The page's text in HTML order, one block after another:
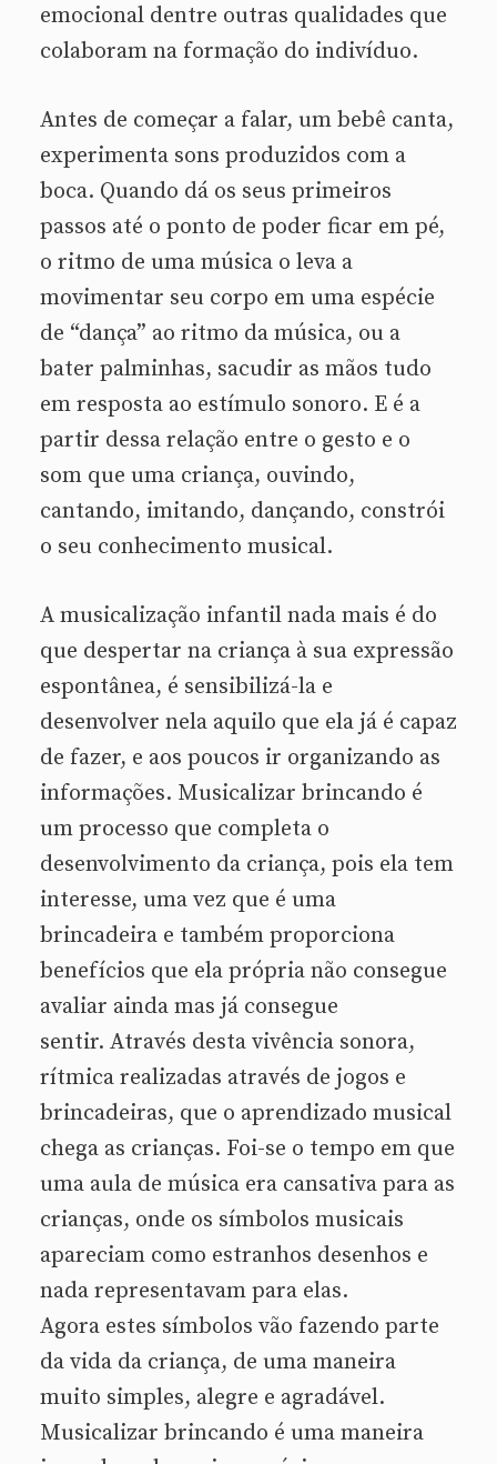
emocional dentre outras qualidades que
colaboram na formação do indivíduo.
Antes de começar a falar, um bebê canta,
experimenta sons produzidos com a
boca. Quando dá os seus primeiros
passos até o ponto de poder ficar em pé,
o ritmo de uma música o leva a
movimentar seu corpo em uma espécie
de “dança” ao ritmo da música, ou a
bater palminhas, sacudir as mãos tudo
em resposta ao estímulo sonoro. E é a
partir dessa relação entre o gesto e o
som que uma criança, ouvindo,
cantando, imitando, dançando, constrói
o seu conhecimento musical.
A musicalização infantil nada mais é do
que despertar na criança à sua expressão
espontânea, é sensibilizá-la e
desenvolver nela aquilo que ela já é capaz
de fazer, e aos poucos ir organizando as
informações. Musicalizar brincando é
um processo que completa o
desenvolvimento da criança, pois ela tem
interesse, uma vez que é uma
brincadeira e também proporciona
benefícios que ela própria não consegue
avaliar ainda mas já consegue
sentir. Através desta vivência sonora,
rítmica realizadas através de jogos e
brincadeiras, que o aprendizado musical
chega as crianças. Foi-se o tempo em que
uma aula de música era cansativa para as
crianças, onde os símbolos musicais
apareciam como estranhos desenhos e
nada representavam para elas.
Agora estes símbolos vão fazendo parte
da vida da criança, de uma maneira
muito simples, alegre e agradável.
Musicalizar brincando é uma maneira